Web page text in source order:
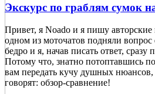
Экскурс по граблям сумок
Привет, я Noado и я пишу
одном из моточатов подняли
бедро и я, начав писать ответ, сразу
Потому что, знатно потоптавшись
вам передать кучу душных
говорят: обзор-сравнение!